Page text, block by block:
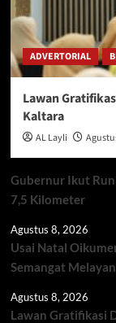
ADVERTORIAL
Lawan
Kaltara
AL Layli
Gubernur Ikut
7,5 Kilometer
Agustus 8, 2026
Usai Natal
Semangat
Agustus 8, 2026
Lawan Gratifikasi